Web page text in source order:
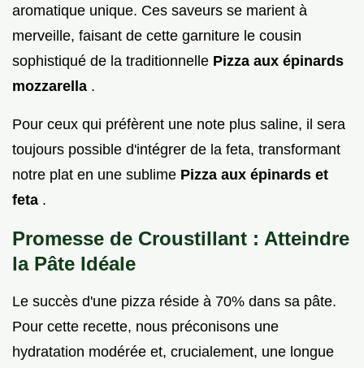
aromatique unique. Ces saveurs se marient à
merveille, faisant de cette garniture le cousin
sophistiqué de la traditionnelle Pizza aux épinards
mozzarella .
Pour ceux qui préfèrent une note plus saline, il sera
toujours possible d'intégrer de la feta, transformant
notre plat en une sublime Pizza aux épinards et
feta .
Promesse de Croustillant : Atteindre
la Pâte Idéale
Le succès d'une pizza réside à 70% dans sa pâte.
Pour cette recette, nous préconisons une
hydratation modérée et, crucialement, une longue